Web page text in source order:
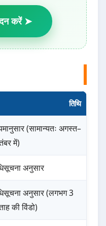
करें ➤
तिथि
(सामान्यतः अगस्त–
में)
अनुसार
अनुसार (लगभग 3
की विंडो)